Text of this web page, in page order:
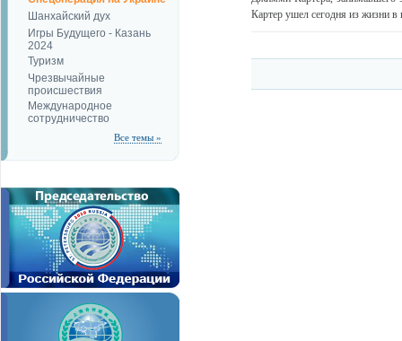
Шанхайский дух
Игры Будущего - Казань
2024
Туризм
Чрезвычайные
происшествия
Международное
сотрудничество
Все темы »
Картер ушел сегодня из жизни